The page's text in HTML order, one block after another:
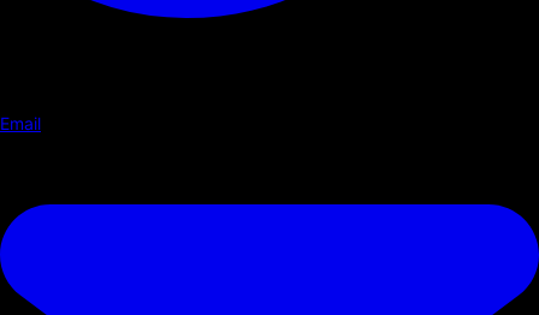
Email